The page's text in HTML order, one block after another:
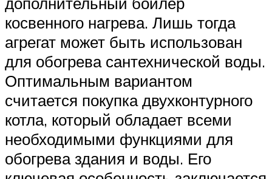
косвенного нагрева. Лишь тогда
агрегат может быть использован
для обогрева сантехнической воды.
Оптимальным вариантом
считается покупка двухконтурного
котла, который обладает всеми
необходимыми функциями для
обогрева здания и воды. Его